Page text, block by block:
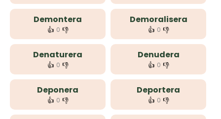
Demontera
👍 0 👎
Demoralisera
👍 0 👎
Denaturera
👍 0 👎
Denudera
👍 0 👎
Deponera
👍 0 👎
Deportera
👍 0 👎